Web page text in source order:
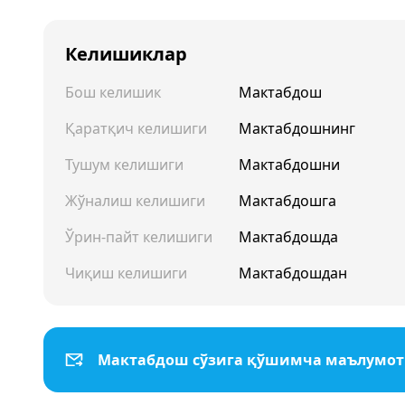
Келишиклар
Бош келишик
Мактабдош
Қаратқич келишиги
Мактабдошнинг
Тушум келишиги
Мактабдошни
Жўналиш келишиги
Мактабдошга
Ўрин-пайт келишиги
Мактабдошда
Чиқиш келишиги
Мактабдошдан
Мактабдош сўзига қўшимча